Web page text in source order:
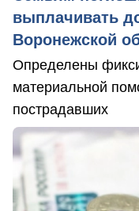
выплачивать
Воронежской
Определены
материальной
пострадавших